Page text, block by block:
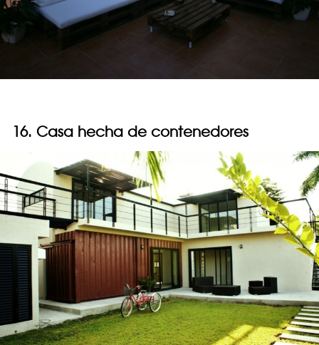
16. Casa hecha de contenedores